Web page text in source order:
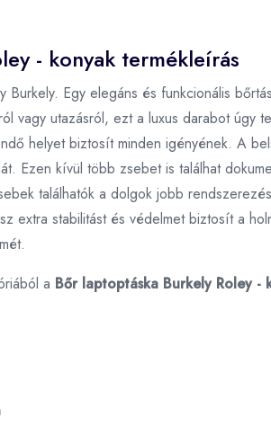
- konyak termékleírás
Egy elegáns és funkcionális
vagy utazásról, ezt a luxus darabot
helyet biztosít minden igényének. A
Ezen kívül több zsebet is találhat
találhatók a dolgok jobb
extra stabilitást és védelmet biztosít a
a Bőr laptoptáska Burkely Roley -